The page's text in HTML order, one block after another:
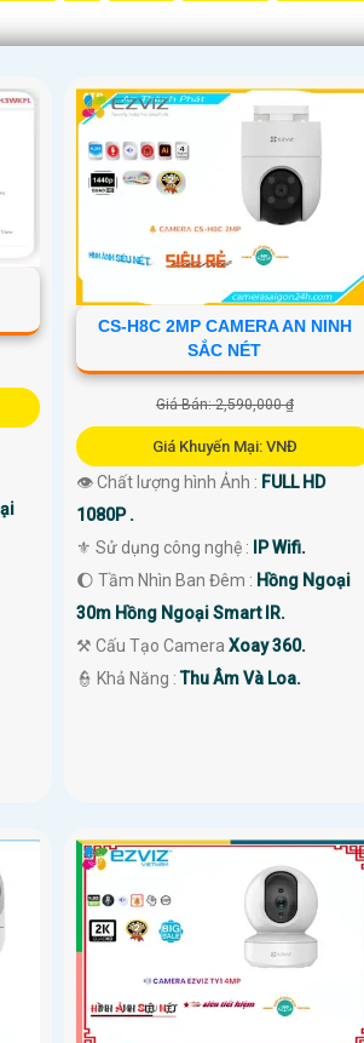
CS-H8C 2MP CAMERA AN NINH
SẮC NÉT
Giá Bán: 2,590,000 ₫
Giá Khuyến Mại: VNĐ
👁 Chất lượng hình Ảnh : FULL HD
1080P .
⚜️ Sử dụng công nghệ :
IP Wifi.
🌔 Tầm Nhìn Ban Đêm : Hồng Ngoại
30m Hồng Ngoại Smart IR.
⚒ Cấu Tạo Camera Xoay 360.
️👮 Khả Năng :Thu Âm Và Loa.